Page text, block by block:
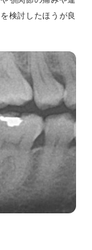
検討したほうが良